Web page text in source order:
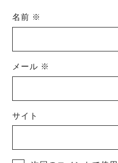
名前 ※
メール ※
サイト